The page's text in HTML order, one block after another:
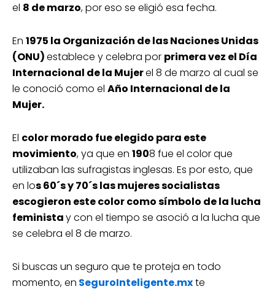
el 8 de marzo, por eso se eligió esa fecha.
En 1975 la Organización de las Naciones Unidas
(ONU)establece y celebra por primera vez el Día
Internacional de la Mujerel 8 de marzo al cual se
le conoció como el Año Internacional de la
Mujer.
El color morado fue elegido para este
movimiento, ya que en 1908 fue el color que
utilizaban las sufragistas inglesas. Es por esto, que
en los 60´s y 70´s las mujeres socialistas
escogieron este color como símbolo de la lucha
feministay con el tiempo se asoció a la lucha que
se celebra el 8 de marzo.
Si buscas un seguro que te proteja en todo
momento, en SeguroInteligente.mxte